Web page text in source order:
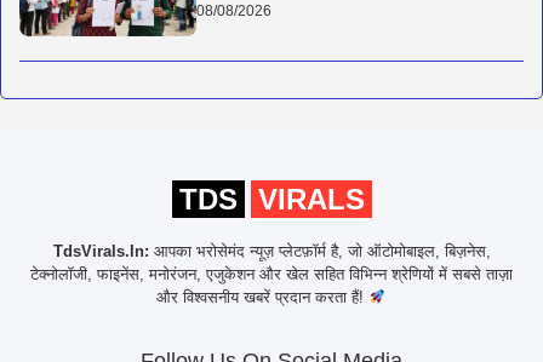
08/08/2026
TDS VIRALS
TdsVirals.In: आपका भरोसेमंद न्यूज़ प्लेटफ़ॉर्म है, जो ऑटोमोबाइल, बिज़नेस,
टेक्नोलॉजी, फाइनेंस, मनोरंजन, एजुकेशन और खेल सहित विभिन्न श्रेणियों में सबसे ताज़ा
और विश्वसनीय खबरें प्रदान करता हैं!